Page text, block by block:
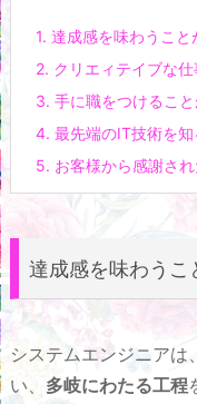
1. 達成感を味わうこと
2. クリエィテイブな仕
3. 手に職をつけるこ
4. 最先端のIT技術を
5. お客様から感謝さ
達成感を味わうこ
システムエンジニアは、
い、 多岐にわたる工程